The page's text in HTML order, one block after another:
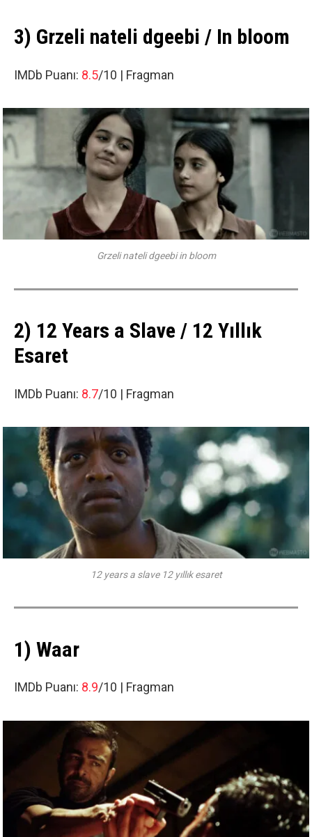
3) Grzeli nateli dgeebi / In bloom
IMDb Puanı: 8.5/10 | Fragman
Grzeli nateli dgeebi in bloom
2) 12 Years a Slave / 12 Yıllık
Esaret
IMDb Puanı: 8.7/10 | Fragman
12 years a slave 12 yıllık esaret
1) Waar
IMDb Puanı: 8.9/10 | Fragman